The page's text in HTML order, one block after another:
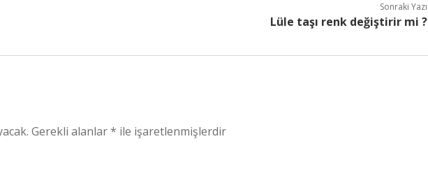
Sonraki Yazı
Lüle taşı renk değiştirir mi ?
Gerekli alanlar* ile işaretlenmişlerdir